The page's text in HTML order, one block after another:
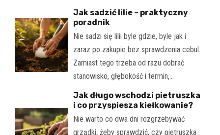
Jak sadzić lilie – praktyczny
poradnik
Nie sadzi się lilii byle gdzie, byle jak i
zaraz po zakupie bez sprawdzenia cebul.
Zamiast tego trzeba od razu dobrać
stanowisko, głębokość i termin,…
Jak długo wschodzi pietruszka
i co przyspiesza kiełkowanie?
Nie warto co dwa dni rozgrzebywać
grządki, żeby sprawdzić, czy pietruszka